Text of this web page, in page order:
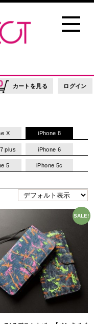
カートを見る ログイン
X iPhone 8
plus iPhone 6
5 iPhone 5c
SALE!